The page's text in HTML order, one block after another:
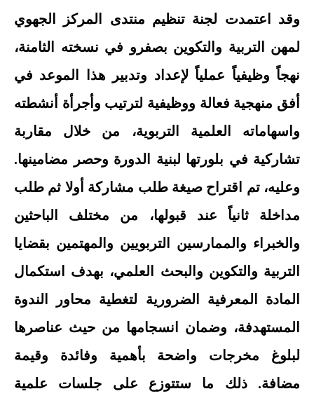
وقد اعتمدت لجنة تنظيم منتدى المركز الجهوي
لمهن التربية والتكوين بصفرو في نسخته الثامنة،
نهجاً وظيفياً عملياً لإعداد وتدبير هذا الموعد في
أفق منهجية فعالة ووظيفية لترتيب وأجرأة أنشطته
واسهاماته العلمية التربوية، من خلال مقاربة
تشاركية في بلورتها لبنية الدورة وحصر مضامينها.
وعليه، تم اقتراح صيغة طلب مشاركة أولا ثم طلب
مداخلة ثانياً عند قبولها، من مختلف الباحثين
والخبراء والممارسين التربويين والمهتمين بقضايا
التربية والتكوين والبحث العلمي، بهدف استكمال
المادة المعرفية الضرورية لتغطية محاور الندوة
المستهدفة، وضمان انسجامها من حيث عناصرها
لبلوغ مخرجات واضحة بأهمية وفائدة وقيمة
مضافة. ذلك ما ستتوزع على جلسات علمية